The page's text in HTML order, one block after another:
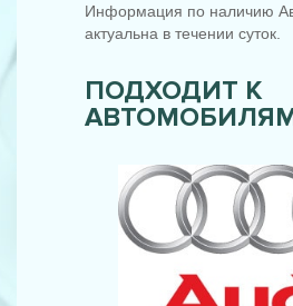
Информация по наличию
актуальна в течении суток.
ПОДХОДИТ К